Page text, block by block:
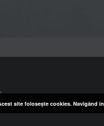
site foloseşte cookies. Navigând